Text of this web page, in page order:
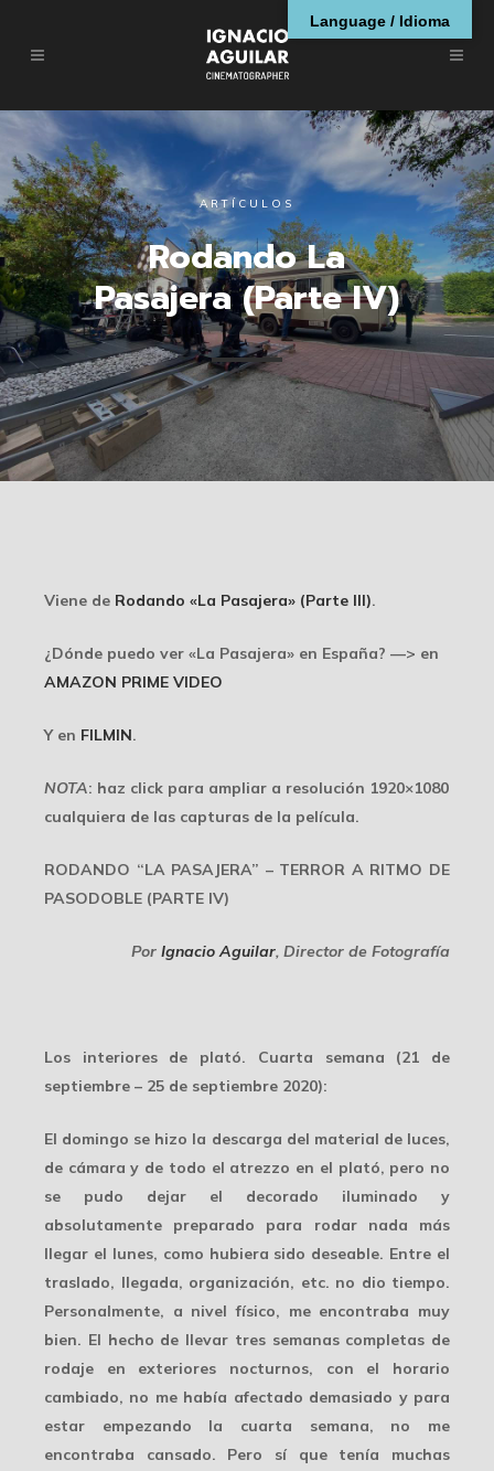
ARTÍCULOS
Rodando La
Pasajera (Parte IV)
Viene de Rodando «La Pasajera» (Parte III).
¿Dónde puedo ver «La Pasajera» en España? —> en
AMAZON PRIME VIDEO
Y en FILMIN.
NOTA: haz click para ampliar a resolución 1920×1080
cualquiera de las capturas de la película.
RODANDO “LA PASAJERA” – TERROR A RITMO DE
PASODOBLE (PARTE IV)
Por Ignacio Aguilar, Director de Fotografía
Los interiores de plató. Cuarta semana (21 de
septiembre – 25 de septiembre 2020):
El domingo se hizo la descarga del material de luces,
de cámara y de todo el atrezzo en el plató, pero no
se pudo dejar el decorado iluminado y
absolutamente preparado para rodar nada más
llegar el lunes, como hubiera sido deseable. Entre el
traslado, llegada, organización, etc. no dio tiempo.
Personalmente, a nivel físico, me encontraba muy
bien. El hecho de llevar tres semanas completas de
rodaje en exteriores nocturnos, con el horario
cambiado, no me había afectado demasiado y para
estar empezando la cuarta semana, no me
encontraba cansado. Pero sí que tenía muchas
Language / Idioma